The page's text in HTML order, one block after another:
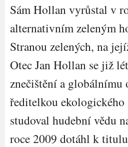
Sám Hollan vyrůstal v
alternativním zeleným
Stranou zelených, na
Otec Jan Hollan se již
znečištění a globálnímu
ředitelkou
studoval hudební vědu
roce 2009 dotáhl k